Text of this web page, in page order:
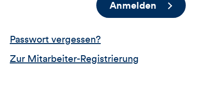
Anmelden
Passwort vergessen?
Zur Mitarbeiter-Registrierung